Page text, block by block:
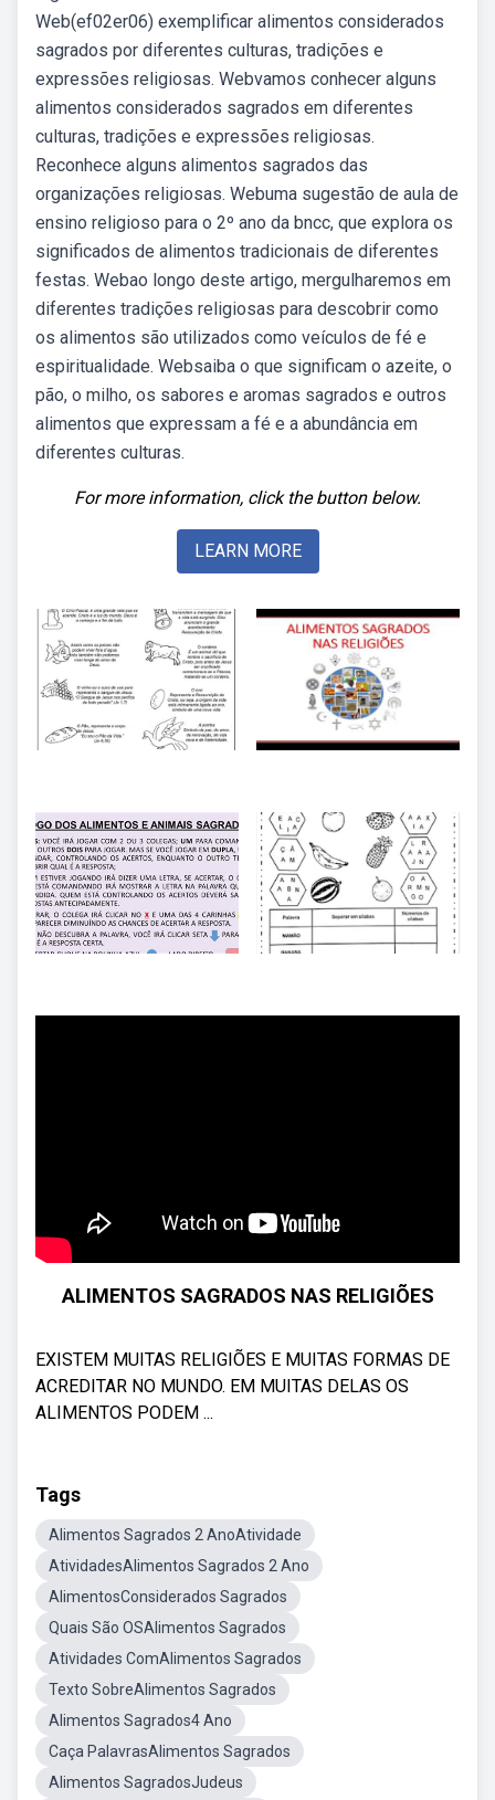
Web(ef02er06) exemplificar alimentos considerados
sagrados por diferentes culturas, tradições e
expressões religiosas. Webvamos conhecer alguns
alimentos considerados sagrados em diferentes
culturas, tradições e expressões religiosas.
Reconhece alguns alimentos sagrados das
organizações religiosas. Webuma sugestão de aula de
ensino religioso para o 2º ano da bncc, que explora os
significados de alimentos tradicionais de diferentes
festas. Webao longo deste artigo, mergulharemos em
diferentes tradições religiosas para descobrir como
os alimentos são utilizados como veículos de fé e
espiritualidade. Websaiba o que significam o azeite, o
pão, o milho, os sabores e aromas sagrados e outros
alimentos que expressam a fé e a abundância em
diferentes culturas.
For more information, click the button below.
LEARN MORE
ALIMENTOS SAGRADOS NAS RELIGIÕES
EXISTEM MUITAS RELIGIÕES E MUITAS FORMAS DE
ACREDITAR NO MUNDO. EM MUITAS DELAS OS
ALIMENTOS PODEM ...
Tags
Alimentos Sagrados 2 AnoAtividade
AtividadesAlimentos Sagrados 2 Ano
AlimentosConsiderados Sagrados
Quais São OSAlimentos Sagrados
Atividades ComAlimentos Sagrados
Texto SobreAlimentos Sagrados
Alimentos Sagrados4 Ano
Caça PalavrasAlimentos Sagrados
Alimentos SagradosJudeus